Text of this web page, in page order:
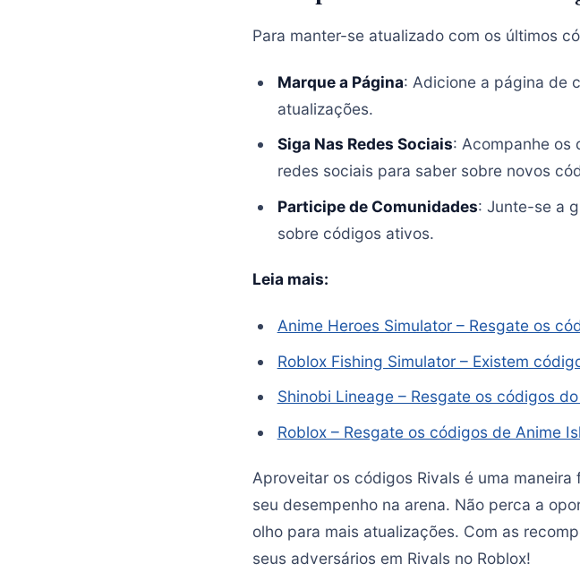
Para manter-se atualizado com os últimos
Marque a Página: Adicione a página de
atualizações.
Siga Nas Redes Sociais: Acompanhe os
redes sociais para saber sobre novos
Participe de Comunidades: Junte-se a
sobre códigos ativos.
Leia mais:
Anime Heroes Simulator – Resgate os
Roblox Fishing Simulator – Existem
Shinobi Lineage – Resgate os códigos
Roblox – Resgate os códigos de Anime
Aproveitar os códigos Rivals é uma
seu desempenho na arena. Não perca a
olho para mais atualizações. Com as
seus adversários em Rivals no Roblox!